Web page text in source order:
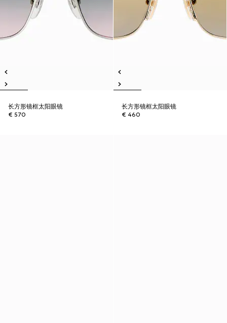
长方形镜框太阳眼镜
€ 570
长方形镜框太阳眼镜
€ 460